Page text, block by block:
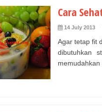
Cara
14 July 2013
Agar tetap fit
dibutuhkan
memudahkan